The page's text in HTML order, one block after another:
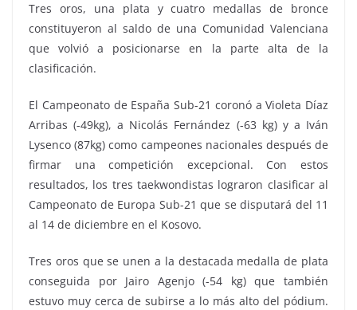
Tres oros, una plata y cuatro medallas de bronce
constituyeron al saldo de una Comunidad Valenciana
que volvió a posicionarse en la parte alta de la
clasificación.
El Campeonato de España Sub-21 coronó a Violeta Díaz
Arribas (-49kg), a ⁠Nicolás Fernández (-63 kg) y a ⁠Iván
Lysenco (87kg) como campeones nacionales después de
firmar una competición excepcional. Con estos
resultados, los tres taekwondistas lograron clasificar al
Campeonato de Europa Sub-21 que se disputará del 11
al 14 de diciembre en el Kosovo.
Tres oros que se unen a la destacada medalla de plata
conseguida por ⁠Jairo Agenjo (-54 kg) que también
estuvo muy cerca de subirse a lo más alto del pódium.